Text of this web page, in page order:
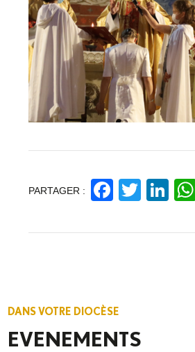
PARTAGER :
DANS VOTRE DIOCÈSE
EVENEMENTS